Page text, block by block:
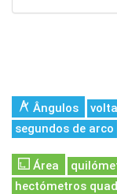
Ângulos
segundos de arco
Área
hectómetros